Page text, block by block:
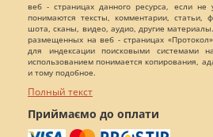
веб - страницах данного ресурса, если
понимаются тексты, комментарии, статьи,
шота, сканы, видео, аудио, другие
размещенных на веб - страницах
для индексации поисковыми системами
использованием понимается копирования,
и тому подобное.
Полный текст
Приймаємо до оплати